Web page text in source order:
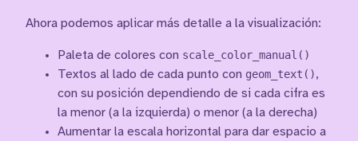
Ahora podemos aplicar más detalle a la visualización:
Paleta de colores con scale_color_manual()
Textos al lado de cada punto con geom_text(),
con su posición dependiendo de si cada cifra es
la menor (a la izquierda) o menor (a la derecha)
Aumentar la escala horizontal para dar espacio a